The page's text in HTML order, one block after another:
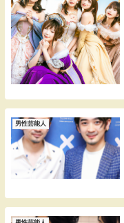
男性芸能人